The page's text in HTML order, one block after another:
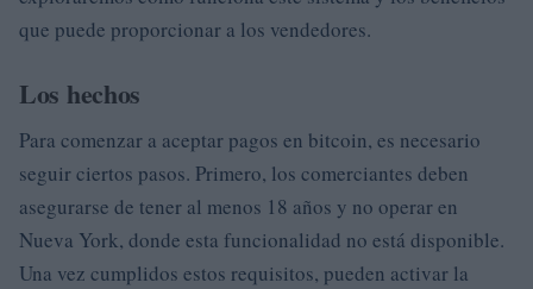
que puede proporcionar a los vendedores.
Los hechos
Para comenzar a aceptar pagos en bitcoin, es necesario
seguir ciertos pasos. Primero, los comerciantes deben
asegurarse de tener al menos 18 años y no operar en
Nueva York, donde esta funcionalidad no está disponible.
Una vez cumplidos estos requisitos, pueden activar la